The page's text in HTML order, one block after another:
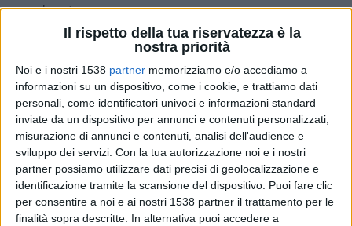
Il rispetto della tua riservatezza è la
nostra priorità
Noi e i nostri 1538 partner memorizziamo e/o accediamo a
informazioni su un dispositivo, come i cookie, e trattiamo dati
personali, come identificatori univoci e informazioni standard
inviate da un dispositivo per annunci e contenuti personalizzati,
misurazione di annunci e contenuti, analisi dell'audience e
sviluppo dei servizi. Con la tua autorizzazione noi e i nostri
partner possiamo utilizzare dati precisi di geolocalizzazione e
identificazione tramite la scansione del dispositivo. Puoi fare clic
per consentire a noi e ai nostri 1538 partner il trattamento per le
finalità sopra descritte. In alternativa puoi accedere a
campionato.
Certo, dopo aver assistito al davvero pessimo debutto
dell’altro ieri, sconfitta piuttosto netta a Salerno per 3 –
1, ci rattrista dover immaginare che quella sopra
descritta potrebbe rappresentare l’unica soddisfazione
(!) da portare a casa a fine stagione. Il discreto avvio in
Coppa Italia, condito dal faticoso passaggio del
secondo turno, in casa, a spese del Mantova